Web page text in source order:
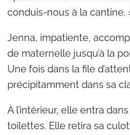
conduis-nous à la cantine.
Jenna, impatiente,
de maternelle jusqu’à la
Une fois dans la file
précipitamment dans sa
À l’intérieur, elle entra
toilettes. Elle retira sa